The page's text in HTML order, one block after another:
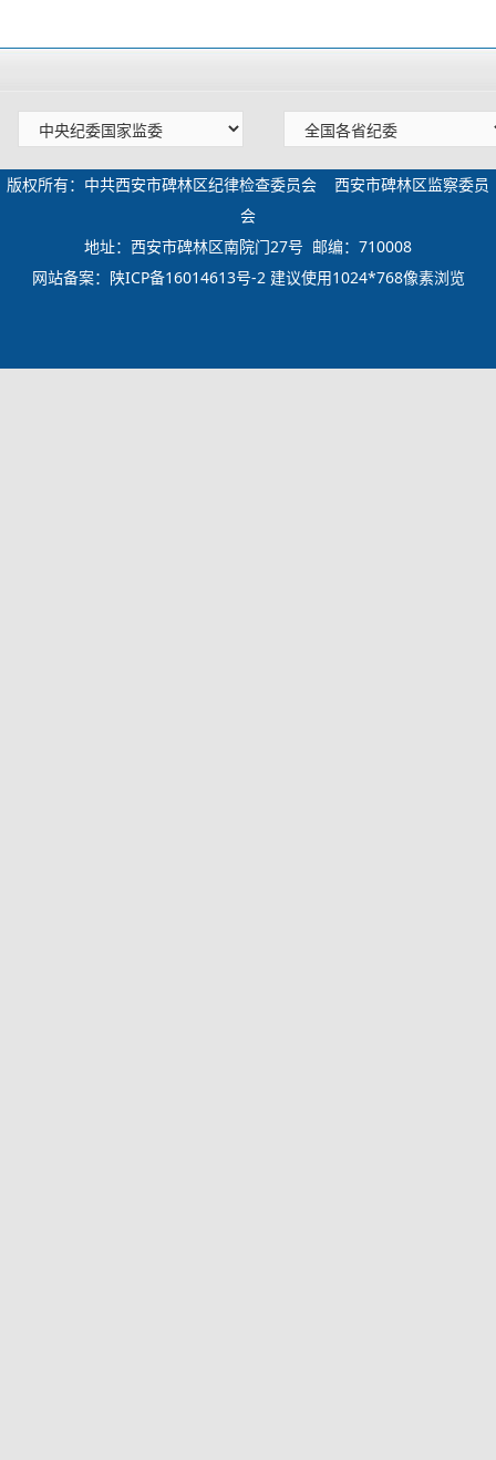
版权所有：中共西安市碑林区纪律检查委员会 西安市碑林区监察委员
会
地址：西安市碑林区南院门27号 邮编：710008
网站备案： 陕ICP备16014613号-2建议使用1024*768像素浏览